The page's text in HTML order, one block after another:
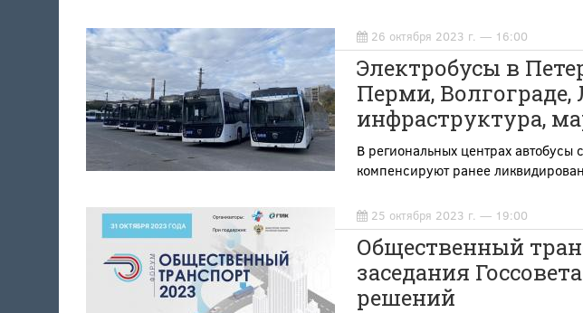
26 октября 2023 г. — 16:00
Электробусы в
Перми, Волгограде,
инфраструктура,
В региональных центрах автобусы
компенсируют ранее
25 октября 2023 г. — 19:00
Общественный
заседания
решений